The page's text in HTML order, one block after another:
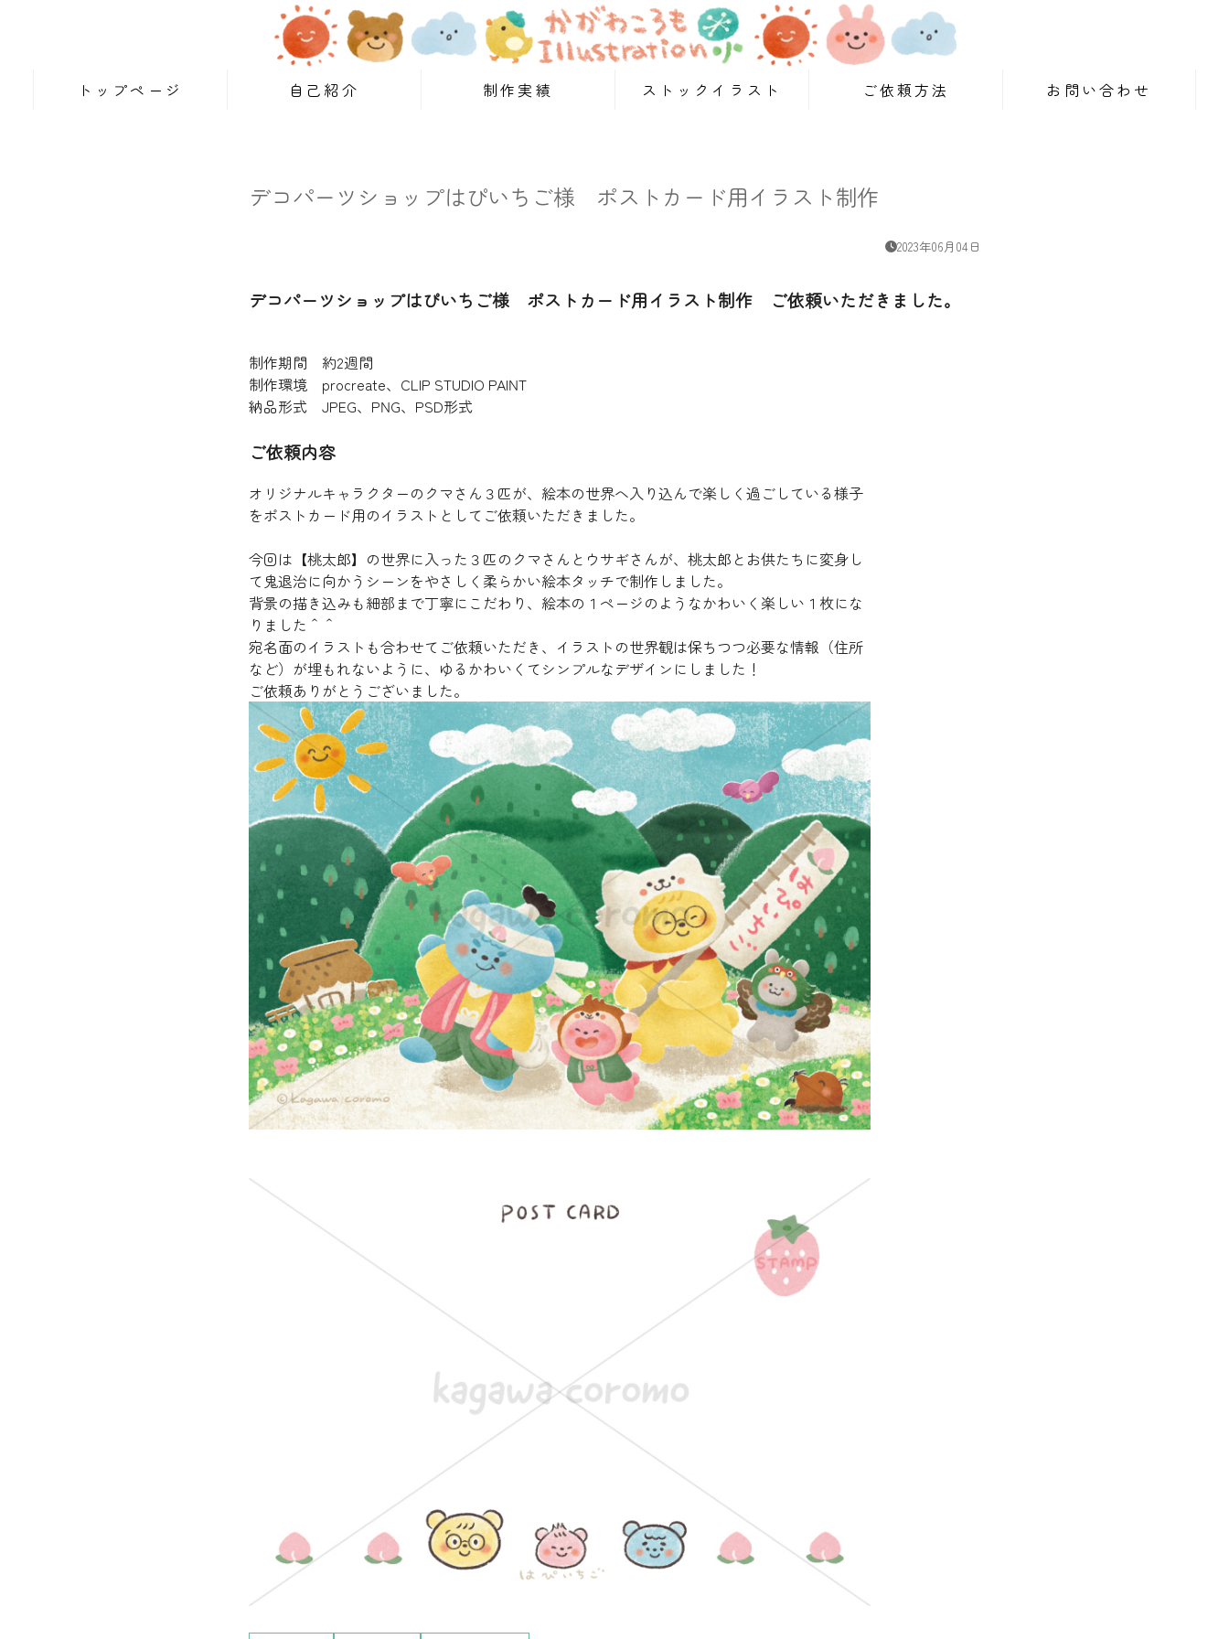
トップページ 自己紹介 制作実績 ストックイラスト ご依頼方法 お問い合わせ
デコパーツショップはぴいちご様 ポストカード用イラスト制作
2023年06月04日
デコパーツショップはぴいちご様 ポストカード用イラスト制作 ご依頼いただきました。
制作期間 約2週間
制作環境 procreate、CLIP STUDIO PAINT
納品形式 JPEG、PNG、PSD形式
ご依頼内容
オリジナルキャラクターのクマさん３匹が、絵本の世界へ入り込んで楽しく過ごしている様子
をポストカード用のイラストとしてご依頼いただきました。
今回は【桃太郎】の世界に入った３匹のクマさんとウサギさんが、桃太郎とお供たちに変身し
て鬼退治に向かうシーンをやさしく柔らかい絵本タッチで制作しました。
背景の描き込みも細部まで丁寧にこだわり、絵本の１ページのようなかわいく楽しい１枚にな
りました＾＾
宛名面のイラストも合わせてご依頼いただき、イラストの世界観は保ちつつ必要な情報（住所
など）が埋もれないように、ゆるかわいくてシンプルなデザインにしました！
ご依頼ありがとうございました。